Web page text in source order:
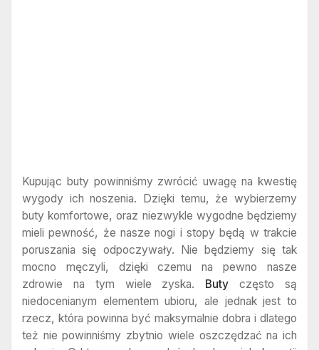
Kupując buty powinniśmy zwrócić uwagę na kwestię
wygody ich noszenia. Dzięki temu, że wybierzemy
buty komfortowe, oraz niezwykle wygodne będziemy
mieli pewność, że nasze nogi i stopy będą w trakcie
poruszania się odpoczywały. Nie będziemy się tak
mocno męczyli, dzięki czemu na pewno nasze
zdrowie na tym wiele zyska. Buty często są
niedocenianym elementem ubioru, ale jednak jest to
rzecz, która powinna być maksymalnie dobra i dlatego
też nie powinniśmy zbytnio wiele oszczędzać na ich